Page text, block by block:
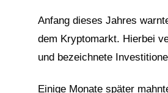
Anfang dieses Jahres
dem Kryptomarkt. Hierbei
und bezeichnete
Einige Monate später